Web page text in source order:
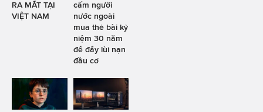
RA MẮT TẠI
VIỆT NAM
cấm người
nước ngoài
mua thẻ bài kỷ
niệm 30 năm
để đẩy lùi nạn
đầu cơ